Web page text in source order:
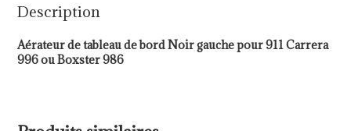
Description
Aérateur de tableau de bord Noir gauche pour 911 Carrera
996 ou Boxster 986